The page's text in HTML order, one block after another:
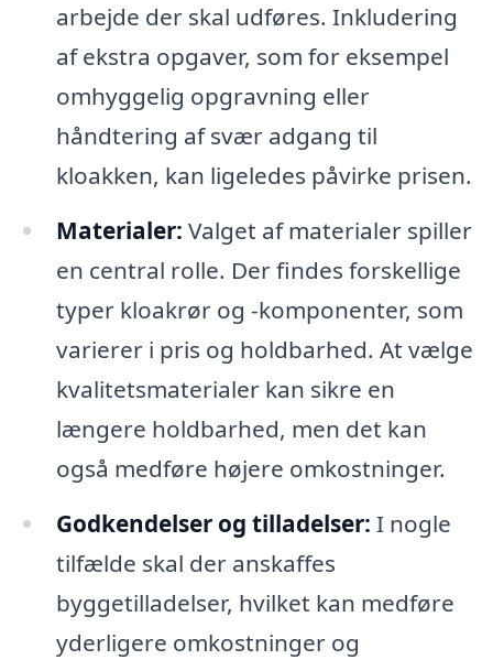
arbejde der skal udføres. Inkludering
af ekstra opgaver, som for eksempel
omhyggelig opgravning eller
håndtering af svær adgang til
kloakken, kan ligeledes påvirke prisen.
Materialer: Valget af materialer spiller
en central rolle. Der findes forskellige
typer kloakrør og -komponenter, som
varierer i pris og holdbarhed. At vælge
kvalitetsmaterialer kan sikre en
længere holdbarhed, men det kan
også medføre højere omkostninger.
Godkendelser og tilladelser: I nogle
tilfælde skal der anskaffes
byggetilladelser, hvilket kan medføre
yderligere omkostninger og